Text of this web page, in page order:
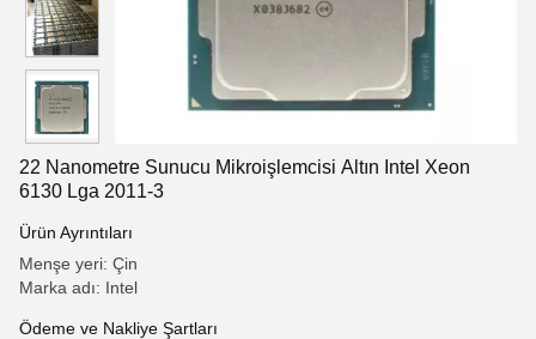
22 Nanometre Sunucu Mikroişlemcisi Altın Intel Xeon
6130 Lga 2011-3
Ürün Ayrıntıları
Menşe yeri: Çin
Marka adı: Intel
Ödeme ve Nakliye Şartları